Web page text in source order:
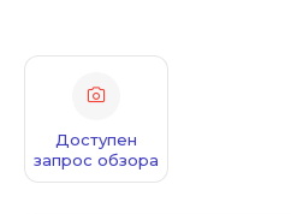
Доступен
запрос обзора